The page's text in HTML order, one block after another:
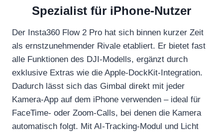
Spezialist für iPhone-Nutzer
Der Insta360 Flow 2 Pro hat sich binnen kurzer Zeit
als ernstzunehmender Rivale etabliert. Er bietet fast
alle Funktionen des DJI-Modells, ergänzt durch
exklusive Extras wie die Apple-DockKit-Integration.
Dadurch lässt sich das Gimbal direkt mit jeder
Kamera-App auf dem iPhone verwenden – ideal für
FaceTime- oder Zoom-Calls, bei denen die Kamera
automatisch folgt. Mit AI-Tracking-Modul und Licht